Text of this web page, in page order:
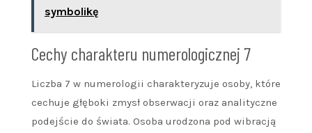
symbolikę
Cechy charakteru numerologicznej 7
Liczba 7 w numerologii charakteryzuje osoby, które
cechuje głęboki zmysł obserwacji oraz analityczne
podejście do świata. Osoba urodzona pod wibracją